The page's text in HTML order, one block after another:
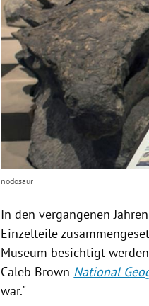
nodosaur
In den vergangenen
Einzelteile
Museum besichtigt
Caleb Brown National
war."